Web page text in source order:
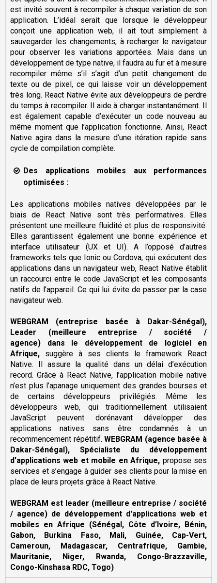
est invité souvent à recompiler à chaque variation de son
application. L’idéal serait que lorsque le développeur
conçoit une application web, il ait tout simplement à
sauvegarder les changements, à recharger le navigateur
pour observer les variations apportées. Mais dans un
développement de type native, il faudra au fur et à mesure
recompiler même s’il s’agit d’un petit changement de
texte ou de pixel, ce qui laisse voir un développement
très long. React Native évite aux développeurs de perdre
du temps à recompiler. Il aide à charger instantanément. Il
est également capable d’exécuter un code nouveau au
même moment que l’application fonctionne. Ainsi, React
Native agira dans la mesure d’une itération rapide sans
cycle de compilation complète.
Des applications mobiles aux performances
optimisées :
Les applications mobiles natives développées par le
biais de React Native sont très performatives. Elles
présentent une meilleure fluidité et plus de responsivité.
Elles garantissent également une bonne expérience et
interface utilisateur (UX et UI). A l’opposé d’autres
frameworks tels que Ionic ou Cordova, qui exécutent des
applications dans un navigateur web, React Native établit
un raccourci entre le code JavaScript et les composants
natifs de l’appareil. Ce qui lui évite de passer par la case
navigateur web.
WEBGRAM (entreprise basée à Dakar-Sénégal),
Leader (meilleure entreprise / société /
agence) dans le développement de logiciel en
Afrique, suggère à ses clients le framework React
Native. Il assure la qualité dans un délai d’exécution
record. Grâce à React Native, l’application mobile native
n’est plus l’apanage uniquement des grandes bourses et
de certains développeurs privilégiés. Même les
développeurs web, qui traditionnellement utilisaient
JavaScript peuvent dorénavant développer des
applications natives sans être condamnés à un
recommencement répétitif.WEBGRAM (agence basée à
Dakar-Sénégal), Spécialiste du développement
d'applications web et mobile en Afrique, propose ses
services et s’engage à guider ses clients pour la mise en
place de leurs projets grâce à React Native.
WEBGRAM est leader (meilleure entreprise / société
/ agence) de développement d'applications web et
mobiles en Afrique (Sénégal, Côte d’Ivoire, Bénin,
Gabon, Burkina Faso, Mali, Guinée, Cap-Vert,
Cameroun, Madagascar, Centrafrique, Gambie,
Mauritanie, Niger, Rwanda, Congo-Brazzaville,
Congo-Kinshasa RDC, Togo)